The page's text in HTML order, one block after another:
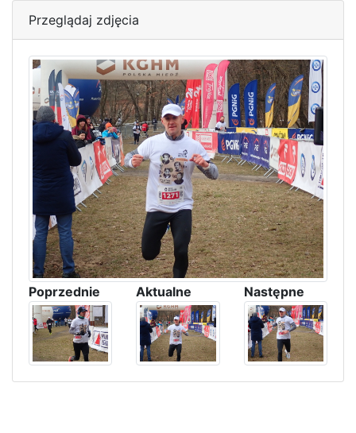
Przeglądaj zdjęcia
Poprzednie Aktualne Następne